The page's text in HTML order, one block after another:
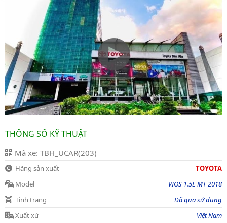
THÔNG SỐ KỸ THUẬT
Mã xe: TBH_UCAR(203)
Hãng sản xuất
TOYOTA
Model
VIOS 1.5E MT 2018
Tình trạng
Đã qua sử dụng
Xuất xứ
Việt Nam